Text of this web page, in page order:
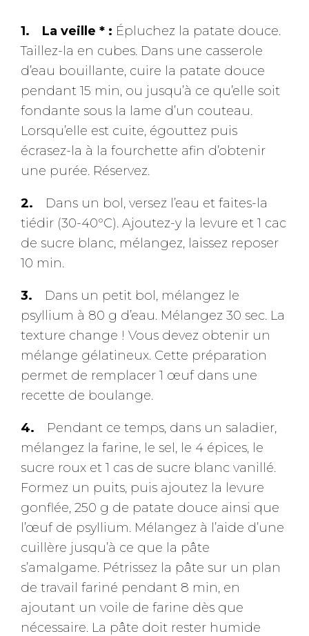
La veille * : Épluchez la patate douce.
Taillez-la en cubes. Dans une casserole
d’eau bouillante, cuire la patate douce
pendant 15 min, ou jusqu’à ce qu’elle soit
fondante sous la lame d’un couteau.
Lorsqu’elle est cuite, égouttez puis
écrasez-la à la fourchette afin d’obtenir
une purée. Réservez.
Dans un bol, versez l’eau et faites-la
tiédir (30-40°C). Ajoutez-y la levure et 1 cac
de sucre blanc, mélangez, laissez reposer
10 min.
Dans un petit bol, mélangez le
psyllium à 80 g d’eau. Mélangez 30 sec. La
texture change ! Vous devez obtenir un
mélange gélatineux. Cette préparation
permet de remplacer 1 œuf dans une
recette de boulange.
Pendant ce temps, dans un saladier,
mélangez la farine, le sel, le 4 épices, le
sucre roux et 1 cas de sucre blanc vanillé.
Formez un puits, puis ajoutez la levure
gonflée, 250 g de patate douce ainsi que
l’œuf de psyllium. Mélangez à l’aide d’une
cuillère jusqu’à ce que la pâte
s’amalgame. Pétrissez la pâte sur un plan
de travail fariné pendant 8 min, en
ajoutant un voile de farine dès que
nécessaire. La pâte doit rester humide